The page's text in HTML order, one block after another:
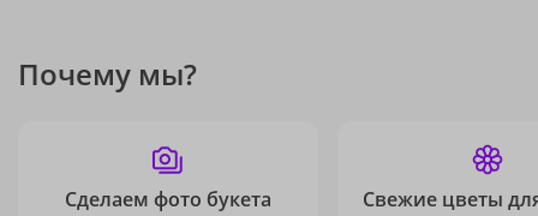
Почему мы?
Сделаем фото букета
Свежие цветы